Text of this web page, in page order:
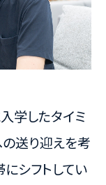
学したタイミ
送り迎えを考
シフトしてい